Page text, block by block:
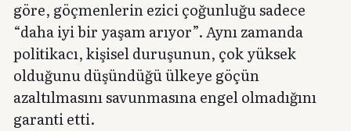
göre, göçmenlerin ezici çoğunluğu sadece
“daha iyi bir yaşam arıyor”. Aynı zamanda
politikacı, kişisel duruşunun, çok yüksek
olduğunu düşündüğü ülkeye göçün
azaltılmasını savunmasına engel olmadığını
garanti etti.